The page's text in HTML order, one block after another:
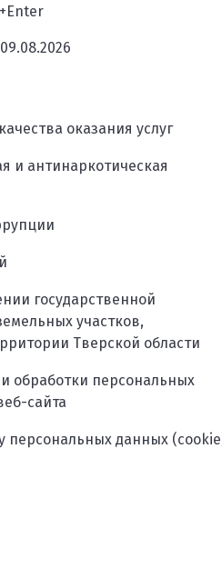
оказания услуг
и антинаркотическая
государственной
участков,
Тверской области
обработки персональных
сайта
персональных данных